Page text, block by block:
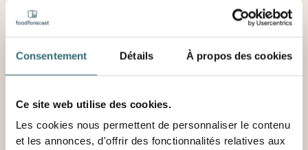
Consentement Détails À propos des cookies
Ce site web utilise des cookies.
Les cookies nous permettent de personnaliser le contenu
et les annonces, d'offrir des fonctionnalités relatives aux